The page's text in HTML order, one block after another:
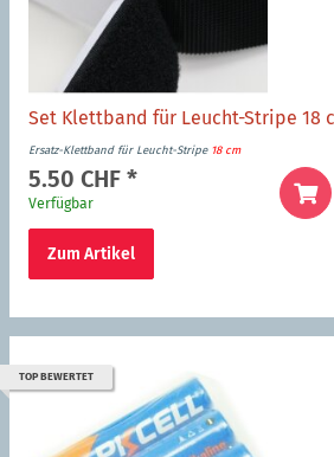
Set Klettband für Leucht-Stripe 18
Ersatz-Klettband für Leucht-Stripe 18 cm
5.50 CHF *
Verfügbar
Zum Artikel
TOP BEWERTET